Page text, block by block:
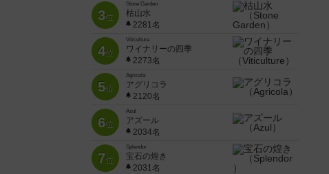
3位
Stone Garden
枯山水
2281名
4位
Viticulture
ワイナリーの四季
2273名
5位
Agricola
アグリコラ
2120名
6位
Azul
アズール
2034名
7位
Splendor
宝石の煌き
2031名